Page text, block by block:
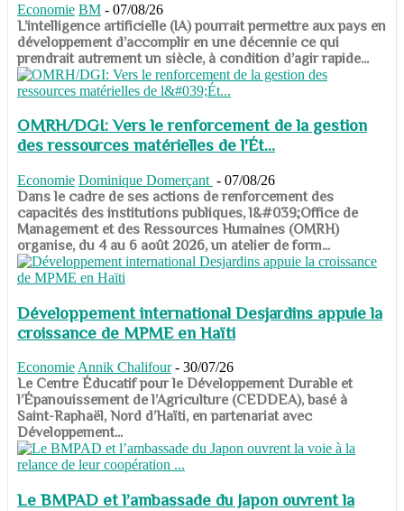
Economie BM - 07/08/26
​​​​​​​L’intelligence artificielle (IA) pourrait permettre aux pays en
développement d’accomplir en une décennie ce qui
prendrait autrement un siècle, à condition d’agir rapide...
OMRH/DGI: Vers le renforcement de la gestion
des ressources matérielles de l'Ét...
Economie Dominique Domerçant - 07/08/26
Dans le cadre de ses actions de renforcement des
capacités des institutions publiques, l&#039;Office de
Management et des Ressources Humaines (OMRH)
organise, du 4 au 6 août 2026, un atelier de form...
Développement international Desjardins appuie la
croissance de MPME en Haïti
Economie Annik Chalifour - 30/07/26
​​​​​​​Le Centre Éducatif pour le Développement Durable et
l’Épanouissement de l’Agriculture (CEDDEA), basé à
Saint-Raphaël, Nord d’Haïti, en partenariat avec
Développement...
Le BMPAD et l’ambassade du Japon ouvrent la